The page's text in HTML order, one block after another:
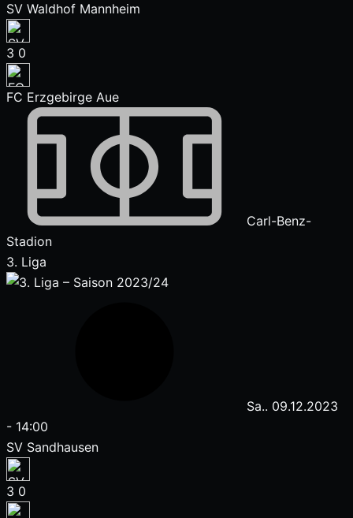
SV Waldhof Mannheim
3 0
FC Erzgebirge Aue
Carl-Benz-
Stadion
3. Liga
Sa.. 09.12.2023
- 14:00
SV Sandhausen
3 0